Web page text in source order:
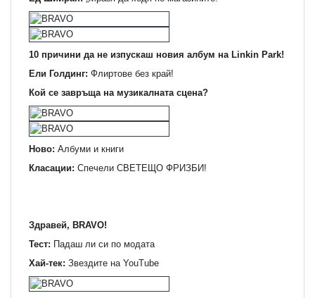
10 причини да не изпускаш новия албум на Linkin Park!
Ели Голдинг: Флиртове без край!
Кой се завръща на музикалната сцена?
Ново: Албуми и книги
Класации: Спечели СВЕТЕЩО ФРИЗБИ!
Здравей, BRAVO!
Тест: Падаш ли си по модата
Хай-тек: Звездите на YouTube